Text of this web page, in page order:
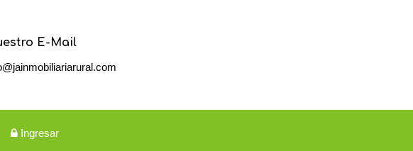
E-Mail
Ingresar